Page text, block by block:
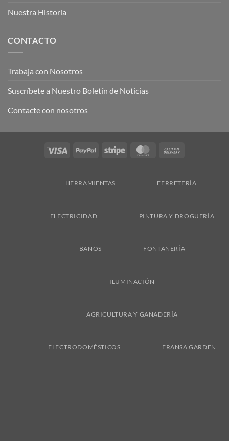
Nuestra Historia
CONTACTO
Trabaja con Nosotros
Suscríbete a Nuestro Boletín de Noticias
Contacte con nosotros
Visa PayPal Stripe MasterCard
HERRAMIENTAS FERRETERÍA
ELECTRICIDAD PINTURA Y DROGUERÍA
BAÑOS FONTANERÍA
ILUMINACIÓN
AGRICULTURA Y GANADERÍA
ELECTRODOMÉSTICOS FRANSA GARDEN